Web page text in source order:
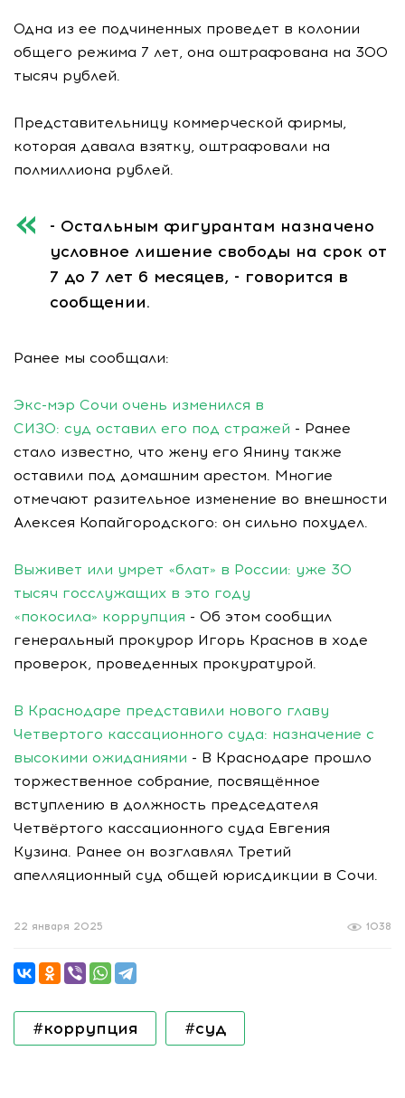
Одна из ее подчиненных проведет в колонии
общего режима 7 лет, она оштрафована на 300
тысяч рублей.
Представительницу коммерческой фирмы,
которая давала взятку, оштрафовали на
полмиллиона рублей.
- Остальным фигурантам назначено
условное лишение свободы на срок от
7 до 7 лет 6 месяцев, - говорится в
сообщении.
Ранее мы сообщали:
Экс-мэр Сочи очень изменился в
СИЗО: суд оставил его под стражей - Ранее
стало известно, что жену его Янину также
оставили под домашним арестом. Многие
отмечают разительное изменение во внешности
Алексея Копайгородского: он сильно похудел.
Выживет или умрет «блат» в России: уже 30
тысяч госслужащих в это году
«покосила» коррупция - Об этом сообщил
генеральный прокурор Игорь Краснов в ходе
проверок, проведенных прокуратурой.
В Краснодаре представили нового главу
Четвертого кассационного суда: назначение с
высокими ожиданиями - В Краснодаре прошло
торжественное собрание, посвящённое
вступлению в должность председателя
Четвёртого кассационного суда Евгения
Кузина. Ранее он возглавлял Третий
апелляционный суд общей юрисдикции в Сочи.
1038
22 января 2025
#коррупция #суд